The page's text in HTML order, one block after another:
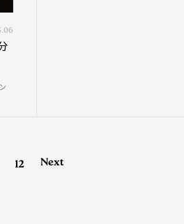
12 Next